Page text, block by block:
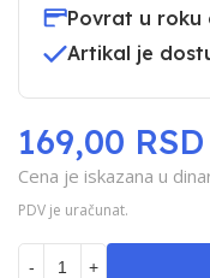
Povrat u roku
Artikal je
Cena je iskazana u
PDV je uračunat.
169,00 RSD
- +